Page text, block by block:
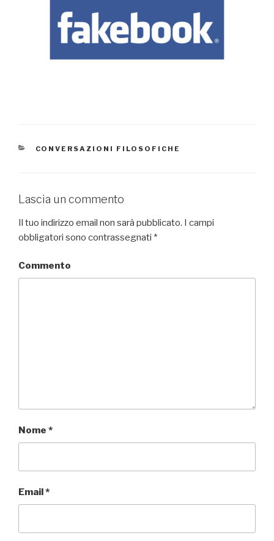
CATEGORIE
CONVERSAZIONI FILOSOFICHE
Lascia un commento
Il tuo indirizzo email non sarà pubblicato. I campi
obbligatori sono contrassegnati *
Commento
Nome *
Email*